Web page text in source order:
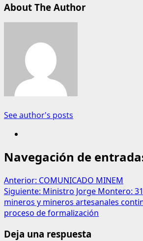
About The Author
See author's posts
Navegación de
Anterior: COMUNICADO MINEM
Siguiente: Ministro Jorge Montero:
mineros y mineros artesanales
proceso de formalización
Deja una respuesta